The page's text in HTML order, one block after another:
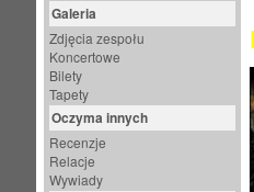
Galeria
Zdjęcia zespołu
Koncertowe
Bilety
Tapety
Oczyma innych
Recenzje
Relacje
Wywiady